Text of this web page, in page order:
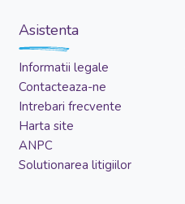
Asistenta
Informatii legale
Contacteaza-ne
Intrebari frecvente
Harta site
ANPC
Solutionarea litigiilor